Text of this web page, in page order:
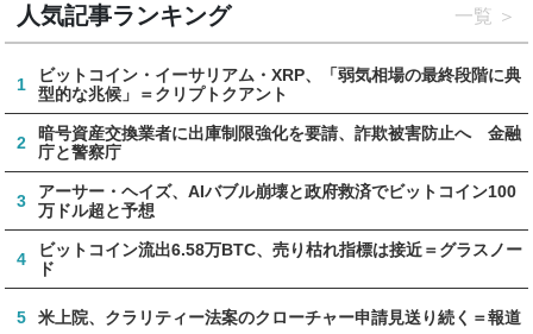
人気記事ランキング 一覧
1
ビットコイン・イーサリアム・XRP、「弱気相場の最終段階に典
型的な兆候」＝クリプトクアント
2
暗号資産交換業者に出庫制限強化を要請、詐欺被害防止へ 金融
庁と警察庁
3
アーサー・ヘイズ、AIバブル崩壊と政府救済でビットコイン100
万ドル超と予想
4
ビットコイン流出6.58万BTC、売り枯れ指標は接近＝グラスノー
ド
5 米上院、クラリティー法案のクローチャー申請見送り続く＝報道